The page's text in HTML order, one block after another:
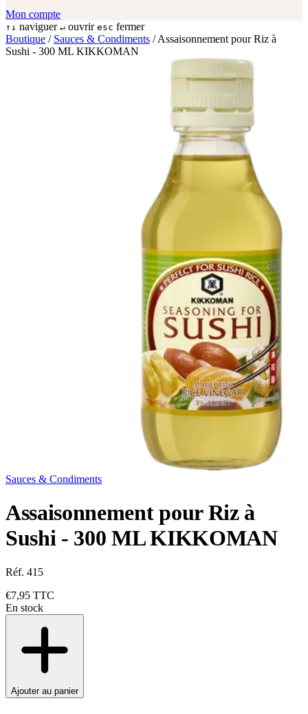
Mon compte
↑↓ naviguer ↵ ouvrir esc fermer
Boutique / Sauces & Condiments / Assaisonnement pour Riz à
Sushi - 300 ML KIKKOMAN
Sauces & Condiments
Assaisonnement pour Riz à
Sushi - 300 ML KIKKOMAN
Réf. 415
€7,95 TTC
En stock
Ajouter au panier